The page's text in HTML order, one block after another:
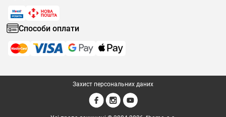
Способи оплати
Захист персональних даних